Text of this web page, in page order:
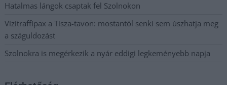
Hatalmas lángok csaptak fel Szolnokon
Vízitraffipax a Tisza-tavon: mostantól senki sem úszhatja meg
a száguldozást
Szolnokra is megérkezik a nyár eddigi legkeményebb napja